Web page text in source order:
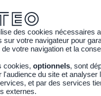
déchets Réduire ses
des cookies nécessaires
sur votre navigateur pour
votre navigation et la
cookies, optionnels, sont
l'audience du site et
et par des services
externes.